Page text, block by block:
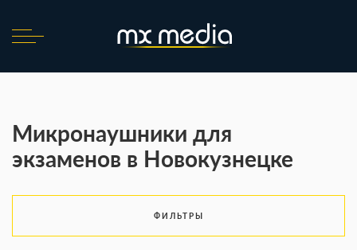
Микронаушники для
экзаменов в Новокузнецке
ФИЛЬТРЫ